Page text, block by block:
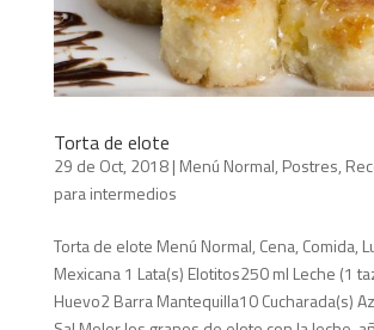
Torta de elote
29 de Oct, 2018| Menú Normal, Postres,
para intermedios
Torta de elote Menú Normal, Cena, Comida,
Mexicana 1 Lata(s) Elotitos250 ml Leche (1
Huevo2 Barra Mantequilla10 Cucharada(s)